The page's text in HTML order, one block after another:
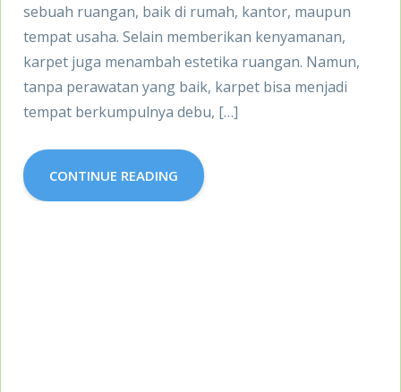
sebuah ruangan, baik di rumah, kantor, maupun
tempat usaha. Selain memberikan kenyamanan,
karpet juga menambah estetika ruangan. Namun,
tanpa perawatan yang baik, karpet bisa menjadi
tempat berkumpulnya debu, […]
CONTINUE READING